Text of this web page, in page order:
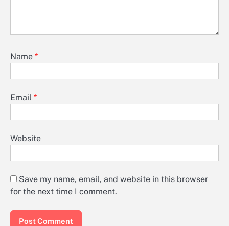
Name *
Email *
Website
Save my name, email, and website in this browser
for the next time I comment.